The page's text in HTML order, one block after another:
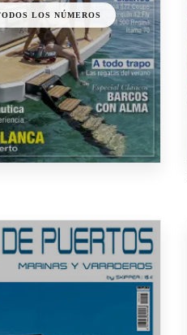
LOS NÚMEROS